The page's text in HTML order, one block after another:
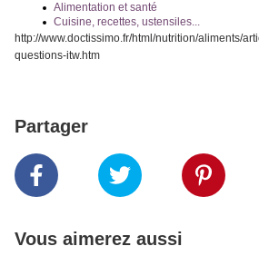
Alimentation et santé
Cuisine, recettes, ustensiles...
http://www.doctissimo.fr/html/nutrition/aliments/
questions-itw.htm
Partager
Vous aimerez aussi